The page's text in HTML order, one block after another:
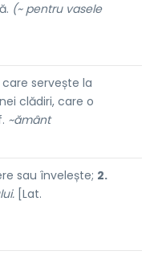
(~ pentru vasele
servește la
clădiri, care o
~ământ
sau învelește; 2.
[Lat.